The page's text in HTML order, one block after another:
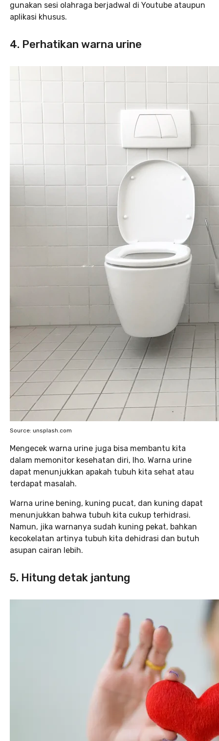
gunakan sesi olahraga berjadwal di Youtube ataupun
aplikasi khusus.
4. Perhatikan warna urine
Source: unsplash.com
Mengecek warna urine juga bisa membantu kita
dalam memonitor kesehatan diri, lho. Warna urine
dapat menunjukkan apakah tubuh kita sehat atau
terdapat masalah.
Warna urine bening, kuning pucat, dan kuning dapat
menunjukkan bahwa tubuh kita cukup terhidrasi.
Namun, jika warnanya sudah kuning pekat, bahkan
kecokelatan artinya tubuh kita dehidrasi dan butuh
asupan cairan lebih.
5. Hitung detak jantung